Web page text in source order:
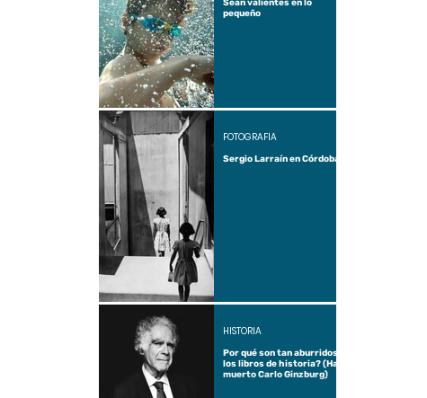
Sean valientes en lo
pequeño
Sergio Larraín en Córdoba
FOTOGRAFÍA
Por qué son tan aburridos
los libros de historia? (Ha
muerto Carlo Ginzburg)
HISTORIA